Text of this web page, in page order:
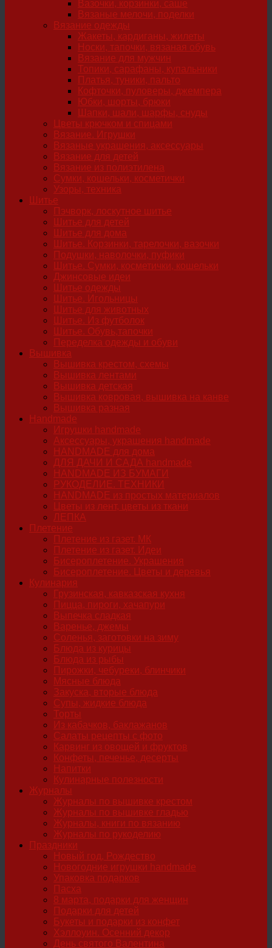
Вазочки, корзинки, саше
Вязаные мелочи, поделки
Вязание одежды
Жакеты, кардиганы, жилеты
Носки, тапочки, вязаная обувь
Вязание для мужчин
Топики, сарафаны, купальники
Платья, туники, пальто
Кофточки, пуловеры, джемпера
Юбки, шорты, брюки
Шапки, шали, шарфы, снуды
Цветы крючком и спицами
Вязание. Игрушки
Вязаные украшения, аксессуары
Вязание для детей
Вязание из полиэтилена
Сумки, кошельки, косметички
Узоры, техника
Шитье
Пэчворк, лоскутное шитье
Шитье для детей
Шитье для дома
Шитье. Корзинки, тарелочки, вазочки
Подушки, наволочки, пуфики
Шитье. Сумки, косметички, кошельки
Джинсовые идеи
Шитье одежды
Шитье. Игольницы
Шитье для животных
Шитье. Из футболок
Шитье. Обувь,тапочки
Переделка одежды и обуви
Вышивка
Вышивка крестом, схемы
Вышивка лентами
Вышивка детская
Вышивка ковровая, вышивка на канве
Вышивка разная
Handmade
Игрушки handmade
Аксессуары, украшения handmade
HANDMADE для дома
ДЛЯ ДАЧИ И САДА handmade
HANDMADE ИЗ БУМАГИ
РУКОДЕЛИЕ. ТЕХНИКИ
HANDMADE из простых материалов
Цветы из лент, цветы из ткани
ЛЕПКА
Плетение
Плетение из газет. МК
Плетение из газет. Идеи
Бисероплетение. Украшения
Бисероплетение. Цветы и деревья
Кулинария
Грузинская, кавказская кухня
Пицца, пироги, хачапури
Выпечка сладкая
Варенье, джемы
Соленья, заготовки на зиму
Блюда из курицы
Блюда из рыбы
Пирожки, чебуреки, блинчики
Мясные блюда
Закуска, вторые блюда
Супы, жидкие блюда
Торты
Из кабачков, баклажанов
Салаты рецепты с фото
Карвинг из овощей и фруктов
Конфеты, печенье, десерты
Напитки
Кулинарные полезности
Журналы
Журналы по вышивке крестом
Журналы по вышивке гладью
Журналы, книги по вязанию
Журналы по рукоделию
Праздники
Новый год, Рождество
Новогодние игрушки handmade
Упаковка подарков
Пасха
8 марта, подарки для женщин
Подарки для детей
Букеты и подарки из конфет
Хэллоуин. Осенний декор
День святого Валентина